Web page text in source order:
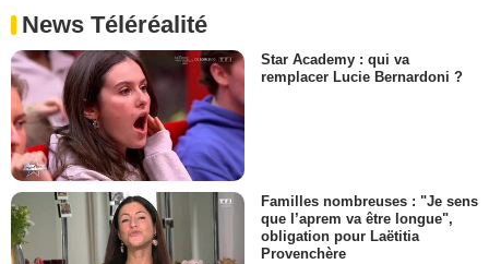
News Téléréalité
Star Academy : qui va
remplacer Lucie Bernardoni ?
Familles nombreuses : "Je sens
que l’aprem va être longue",
obligation pour Laëtitia
Provenchère